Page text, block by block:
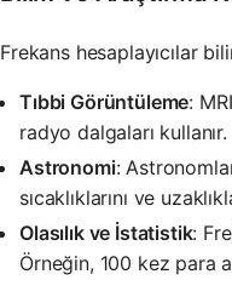
Frekans hesaplayıcılar
Tıbbi Görüntüleme:
radyo dalgaları kullanır.
Astronomi:
sıcaklıklarını ve
Olasılık ve İstatistik:
Örneğin, 100 kez para